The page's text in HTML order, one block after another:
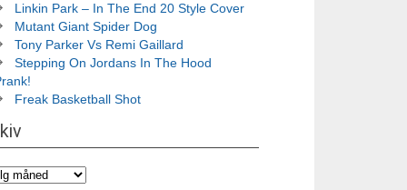
Linkin Park – In The End 20 Style Cover
Mutant Giant Spider Dog
Tony Parker Vs Remi Gaillard
Stepping On Jordans In The Hood
Freak Basketball Shot